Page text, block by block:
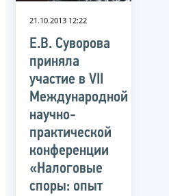
21.10.2013 12:22
Е.В. Суворова
приняла
участие в VII
Международной
научно-
практической
конференции
«Налоговые
споры: опыт